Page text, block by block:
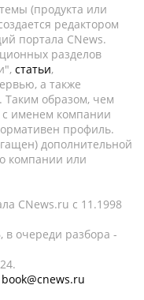
(продукта или
редактором
портала CNews.
разделов
статьи,
а также
Таким образом, чем
именем компании
профиль.
дополнительной
компании или
CNews.ru c 11.1998
очереди разбора -
book@cnews.ru